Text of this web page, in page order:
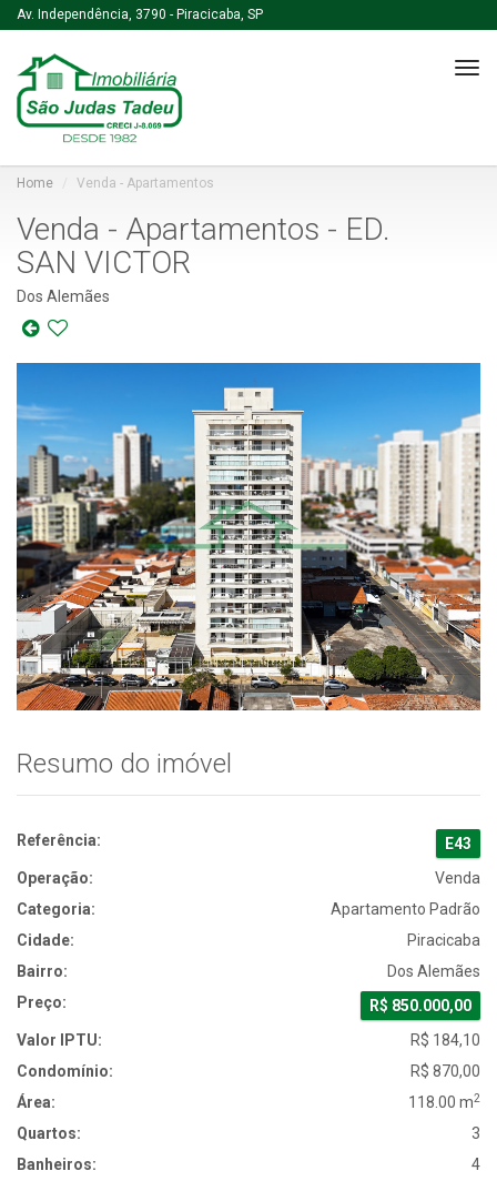
Av. Independência, 3790 - Piracicaba, SP
Home Venda - Apartamentos
Venda - Apartamentos - ED.
SAN VICTOR
Dos Alemães
Resumo do imóvel
Referência:
E43
Operação:
Venda
Categoria:
Apartamento Padrão
Cidade:
Piracicaba
Bairro:
Dos Alemães
Preço:
R$ 850.000,00
Valor IPTU:
R$ 184,10
Condomínio:
R$ 870,00
Área:
118.00 m2
Quartos:
3
Banheiros:
4